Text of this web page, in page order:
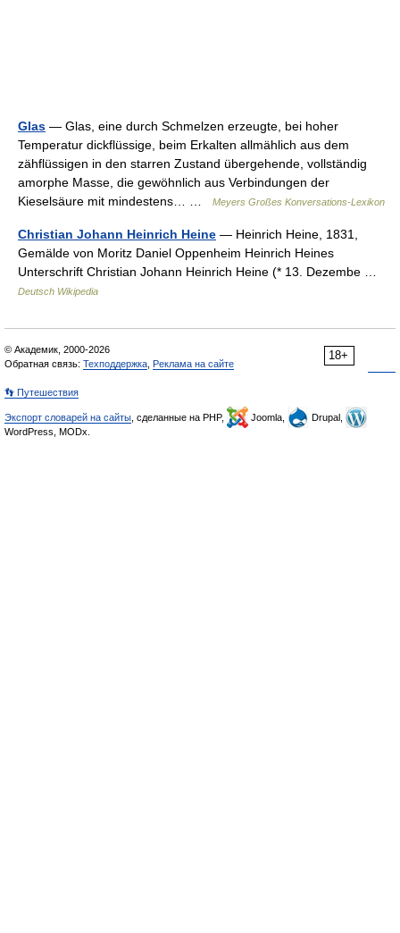
Glas — Glas, eine durch Schmelzen erzeugte, bei hoher
Temperatur dickflüssige, beim Erkalten allmählich aus dem
zähflüssigen in den starren Zustand übergehende, vollständig
amorphe Masse, die gewöhnlich aus Verbindungen der
Kieselsäure mit mindestens… …
Meyers Großes Konversations-Lexikon
Christian Johann Heinrich Heine — Heinrich Heine, 1831,
Gemälde von Moritz Daniel Oppenheim Heinrich Heines
Unterschrift Christian Johann Heinrich Heine (* 13. Dezembe …
Deutsch Wikipedia
18+
© Академик, 2000-2026
Обратная связь: Техподдержка Реклама на сайте
👣 Путешествия
Экспорт словарей на сайты , сделанные на PHP, Joomla,
Drupal,
WordPress, MODx.